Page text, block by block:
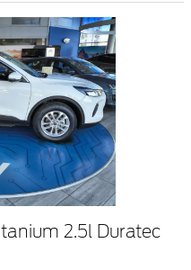
2.5l Duratec